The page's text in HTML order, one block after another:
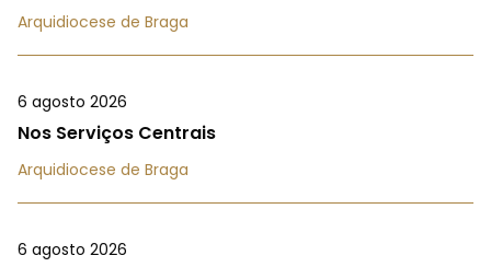
Arquidiocese de Braga
6 agosto 2026
Nos Serviços Centrais
Arquidiocese de Braga
6 agosto 2026